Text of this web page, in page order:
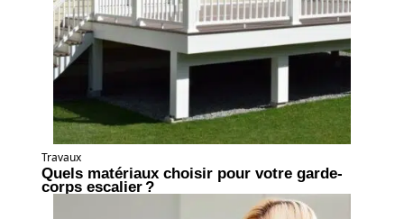
Travaux
Quels matériaux choisir pour votre garde-
corps escalier ?